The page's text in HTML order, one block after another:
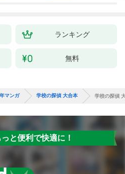
ランキング
無料
マンガ 学校の探偵 大合本 学校の探偵
と便利で快適に！